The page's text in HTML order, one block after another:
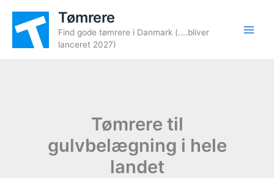
indholdet
Tømrere
Find gode tømrere i Danmark (....bliver
lanceret 2027)
Tømrere til
gulvbelægning i hele
landet